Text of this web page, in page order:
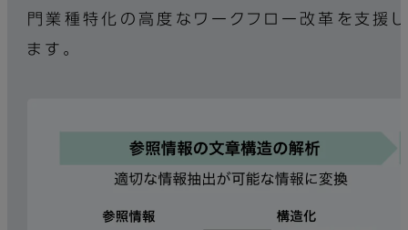
門業種特化の高度なワークフロー改革を支援し
ます。